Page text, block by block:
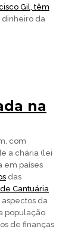
Gil, têm
dinheiro da
na
com
a chária (lei
em países
das
Cantuária
da
população
de finanças